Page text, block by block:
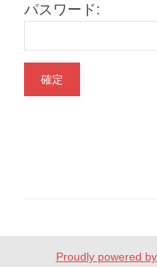
パスワード:
Proudly powered